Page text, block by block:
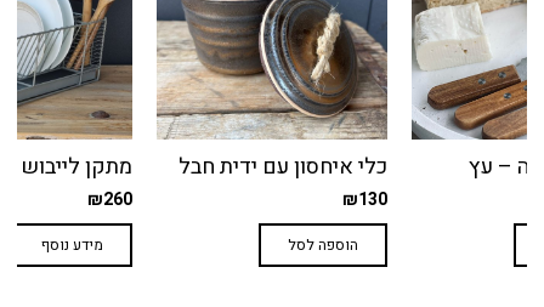
– עץ כלי איחסון עם ידית חבל
₪130
הוספה לסל
מתקן לייבוש
₪260
מידע נוסף